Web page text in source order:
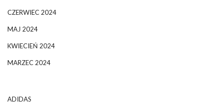
CZERWIEC 2024
MAJ 2024
KWIECIEŃ 2024
MARZEC 2024
ADIDAS